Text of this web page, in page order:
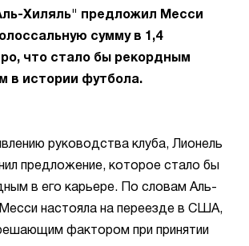
Хиляль" предложил Месси
сумму в 1,4
что стало бы рекордным
в истории футбола.
руководства клуба, Лионель
предложение, которое стало бы
в его карьере. По словам Аль-
настояла на переезде в США,
фактором при принятии